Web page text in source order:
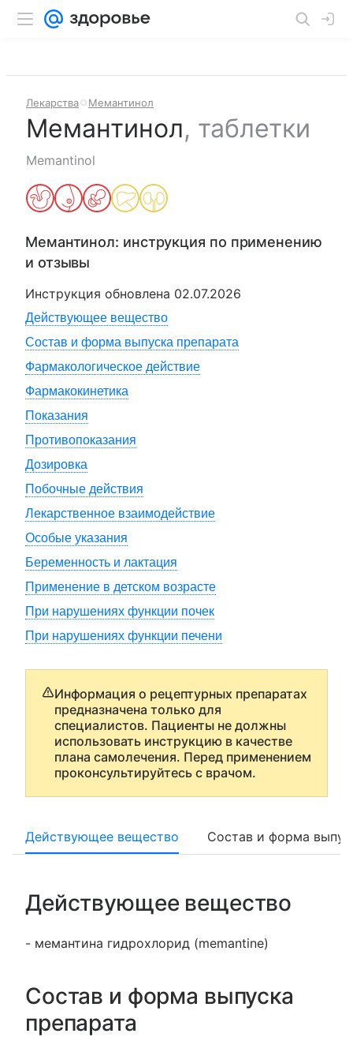
Лекарства Мемантинол
Мемантинол, таблетки
Memantinol
Мемантинол: инструкция по применению
и отзывы
Инструкция обновлена 02.07.2026
Действующее вещество
Состав и форма выпуска препарата
Фармакологическое действие
Фармакокинетика
Показания
Противопоказания
Дозировка
Побочные действия
Лекарственное взаимодействие
Особые указания
Беременность и лактация
Применение в детском возрасте
При нарушениях функции почек
При нарушениях функции печени
Информация о рецептурных препаратах
предназначена только для
специалистов. Пациенты не должны
использовать инструкцию в качестве
плана самолечения. Перед применением
проконсультируйтесь с врачом.
Действующее вещество Состав и форма
Действующее вещество
- мемантина гидрохлорид (memantine)
Состав и форма выпуска
препарата